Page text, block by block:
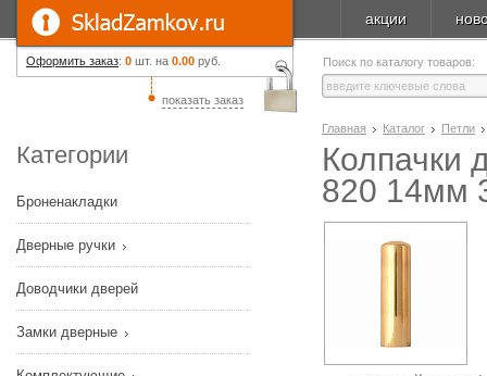
Оформить заказ: 0 шт. на 0.00 руб.
показать заказ
акции
Поиск по каталогу товаров:
Категории
Броненакладки
Дверные ручки
Доводчики дверей
Замки дверные
Главная Каталог Петли
Колпачки
820 14мм